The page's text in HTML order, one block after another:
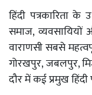
हिंदी पत्रकारिता
समाज, व्यवसायियों
वाराणसी सबसे
गोरखपुर, जबलपुर,
दौर में कई प्रमुख हिंदी